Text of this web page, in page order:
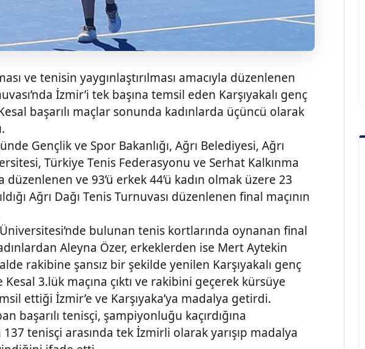
ve tenisin yaygınlaştırılması amacıyla düzenlenen
İzmir’i tek başına temsil eden Karşıyakalı genç
başarılı maçlar sonunda kadınlarda üçüncü olarak
Gençlik ve Spor Bakanlığı, Ağrı Belediyesi, Ağrı
Türkiye Tenis Federasyonu ve Serhat Kalkınma
düzenlenen ve 93’ü erkek 44’ü kadın olmak üzere 23
Ağrı Dağı Tenis Turnuvası düzenlenen final maçının
bulunan tenis kortlarında oynanan final
Aleyna Özer, erkeklerden ise Mert Aytekin
rakibine şansız bir şekilde yenilen Karşıyakalı genç
3.lük maçına çıktı ve rakibini geçerek kürsüye
ettiği İzmir’e ve Karşıyaka’ya madalya getirdi.
başarılı tenisçi, şampiyonluğu kaçırdığına
137 tenisçi arasında tek İzmirli olarak yarışıp madalya